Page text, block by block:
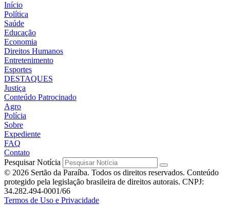
Início
Política
Saúde
Educação
Economia
Direitos Humanos
Entretenimento
Esportes
DESTAQUES
Justiça
Conteúdo Patrocinado
Agro
Polícia
Sobre
Expediente
FAQ
Contato
Pesquisar Notícia
© 2026 Sertão da Paraíba. Todos os direitos reservados. Conteúdo
protegido pela legislação brasileira de direitos autorais. CNPJ:
34.282.494-0001/66
Termos de Uso e Privacidade